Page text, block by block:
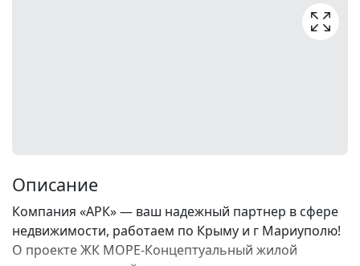
Описание
Компания «АРК» — ваш надежный партнер в сфере
недвижимости, работаем по Крыму и г Мариуполю!
О проекте ЖК МОРЕ-Концептуальный жилой